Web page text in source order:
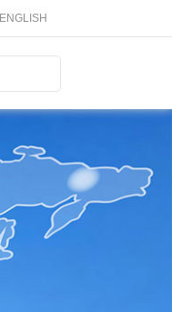
ENGLISH